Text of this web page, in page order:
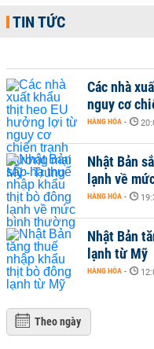
TIN TỨC
Các nhà
nguy cơ
HÀNG HÓA -
Nhật Bản
lạnh về
HÀNG HÓA -
Nhật Bản
lạnh từ Mỹ
HÀNG HÓA -
Theo ngày